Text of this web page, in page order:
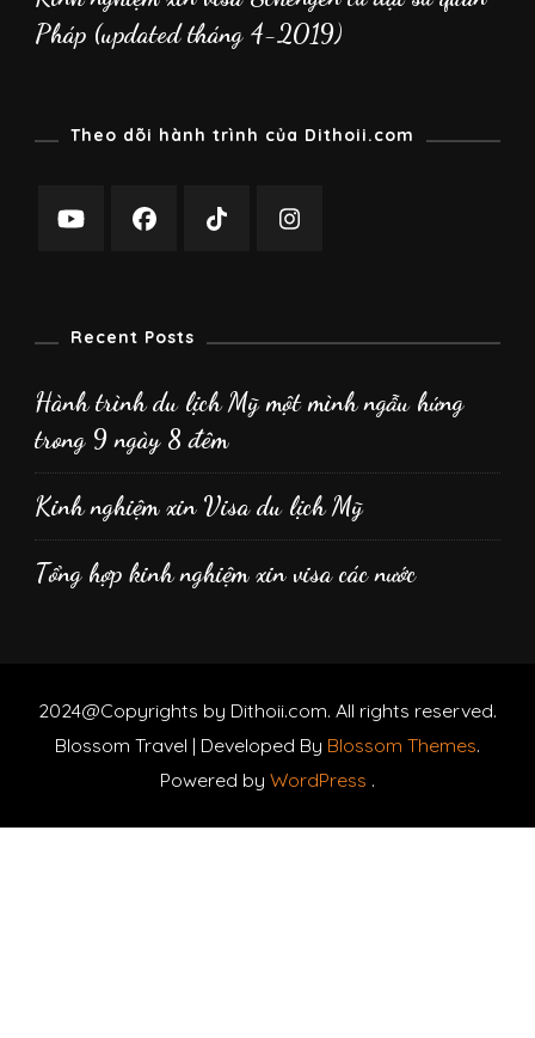
Pháp (updated tháng 4-2019)
Theo dõi hành trình của Dithoii.com
Recent Posts
Hành trình du lịch Mỹ một mình ngẫu hứng
trong 9 ngày 8 đêm
Kinh nghiệm xin Visa du lịch Mỹ
Tổng hợp kinh nghiệm xin visa các nước
2024@Copyrights by Dithoii.com. All rights reserved.
Blossom Travel | Developed By Blossom Themes.
Powered by WordPress .